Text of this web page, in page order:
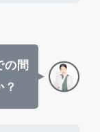
の間